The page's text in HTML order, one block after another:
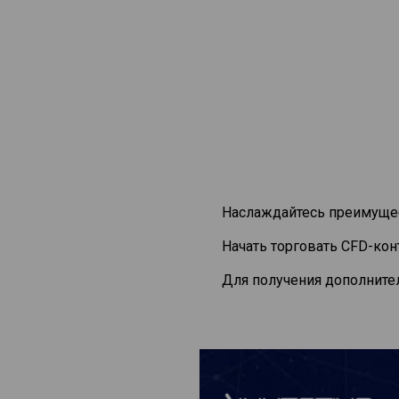
Наслаждайтесь
Начать торговать CFD-
Для получения